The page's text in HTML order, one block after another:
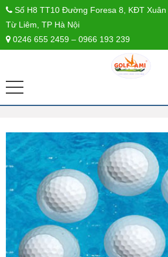
Số H8 TT10 Đường Foresa 8, KĐT
Từ Liêm, TP Hà Nội
0246 655 2459 – 0966 193 239